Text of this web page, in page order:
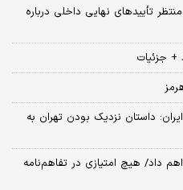
تأییدهای نهایی داخلی درباره
+ جزئیات
داستان نزدیک بودن تهران به
داد/ هیچ امتیازی در تفاهم‌نامه